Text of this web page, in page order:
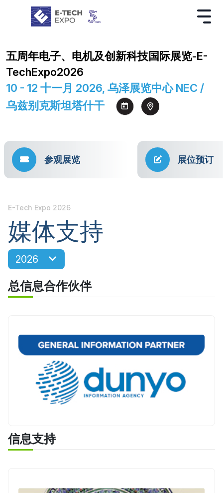
五周年电子、电机及创新科技国际展览-E-
TechExpo2026
10 - 12 十一月 2026, 乌泽展览中心 NEC /
乌兹别克斯坦塔什干
参观展览 展位预订
E-Tech Expo 2026
媒体支持
2026
总信息合作伙伴
信息支持